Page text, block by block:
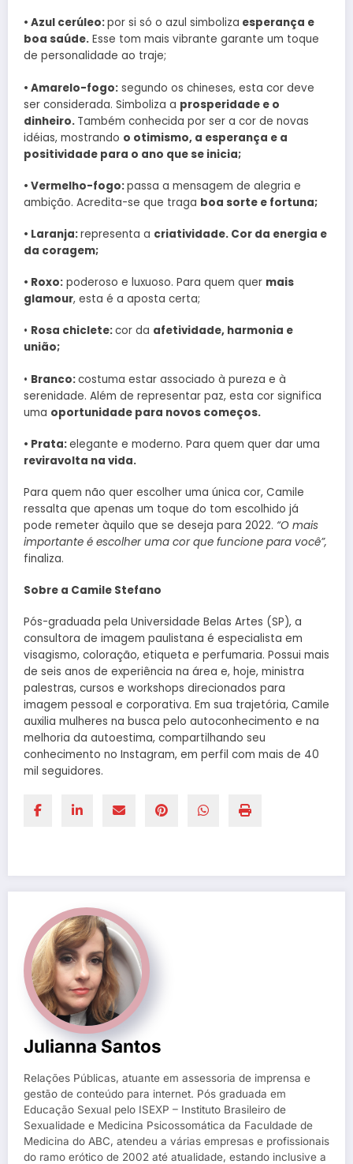
• Azul cerúleo:por si só o azul simboliza esperança e
boa saúde. Esse tom mais vibrante garante um toque
de personalidade ao traje;
• Amarelo-fogo: segundo os chineses, esta cor deve
ser considerada. Simboliza a prosperidade e o
dinheiro. Também conhecida por ser a cor de novas
idéias, mostrando o otimismo, a esperança e a
positividade para o ano que se inicia;
• Vermelho-fogo:passa a mensagem de alegria e
ambição. Acredita-se que traga boa sorte e fortuna;
• Laranja:representa a criatividade. Cor da energia e
da coragem;
• Roxo: poderoso e luxuoso. Para quem quer mais
glamour, esta é a aposta certa;
• Rosa chiclete:cor da afetividade, harmonia e
união;
• Branco:costuma estar associado à pureza e à
serenidade. Além de representar paz, esta cor significa
uma oportunidade para novos começos.
• Prata:elegante e moderno. Para quem quer dar uma
reviravolta na vida.
Para quem não quer escolher uma única cor, Camile
ressalta que apenas um toque do tom escolhido já
pode remeter àquilo que se deseja para 2022. “O mais
importante é escolher uma cor que funcione para você”,
finaliza.
Sobre a Camile Stefano
Pós-graduada pela Universidade Belas Artes (SP), a
consultora de imagem paulistana é especialista em
visagismo, coloração, etiqueta e perfumaria. Possui mais
de seis anos de experiência na área e, hoje, ministra
palestras, cursos e workshops direcionados para
imagem pessoal e corporativa. Em sua trajetória, Camile
auxilia mulheres na busca pelo autoconhecimento e na
melhoria da autoestima, compartilhando seu
conhecimento no Instagram, em perfil com mais de 40
mil seguidores.
Julianna Santos
Relações Públicas, atuante em assessoria de imprensa e
gestão de conteúdo para internet. Pós graduada em
Educação Sexual pelo ISEXP – Instituto Brasileiro de
Sexualidade e Medicina Psicossomática da Faculdade de
Medicina do ABC, atendeu a várias empresas e profissionais
do ramo erótico de 2002 até atualidade, estando inclusive a